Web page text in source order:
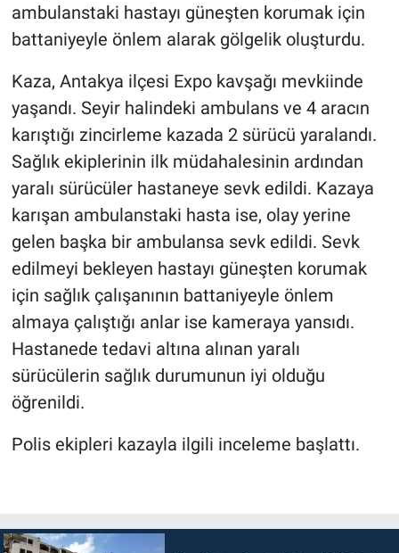
ambulanstaki hastayı güneşten korumak için
battaniyeyle önlem alarak gölgelik oluşturdu.
Kaza, Antakya ilçesi Expo kavşağı mevkiinde
yaşandı. Seyir halindeki ambulans ve 4 aracın
karıştığı zincirleme kazada 2 sürücü yaralandı.
Sağlık ekiplerinin ilk müdahalesinin ardından
yaralı sürücüler hastaneye sevk edildi. Kazaya
karışan ambulanstaki hasta ise, olay yerine
gelen başka bir ambulansa sevk edildi. Sevk
edilmeyi bekleyen hastayı güneşten korumak
için sağlık çalışanının battaniyeyle önlem
almaya çalıştığı anlar ise kameraya yansıdı.
Hastanede tedavi altına alınan yaralı
sürücülerin sağlık durumunun iyi olduğu
öğrenildi.
Polis ekipleri kazayla ilgili inceleme başlattı.